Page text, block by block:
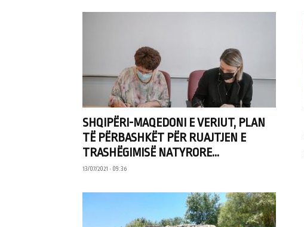
SHQIPËRI-MAQEDONI E VERIUT, PLAN
TË PËRBASHKËT PËR RUAJTJEN E
TRASHËGIMISË NATYRORE...
13/07/2021 • 09:36